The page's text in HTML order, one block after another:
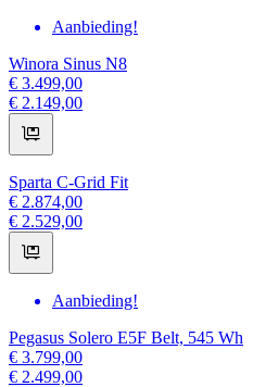
Aanbieding!
Winora Sinus N8
€ 3.499,00
€ 2.149,00
Sparta C-Grid Fit
€ 2.874,00
€ 2.529,00
Aanbieding!
Pegasus Solero E5F Belt, 545 Wh
€ 3.799,00
€ 2.499,00